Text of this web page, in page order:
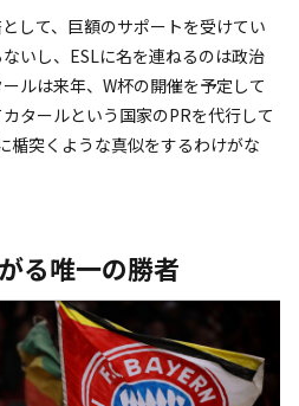
して、巨額のサポートを受けてい
いし、ESLに名を連ねるのは政治
ルは来年、W杯の開催を予定して
タールという国家のPRを代行して
楯突くような真似をするわけがな
る唯一の勝者